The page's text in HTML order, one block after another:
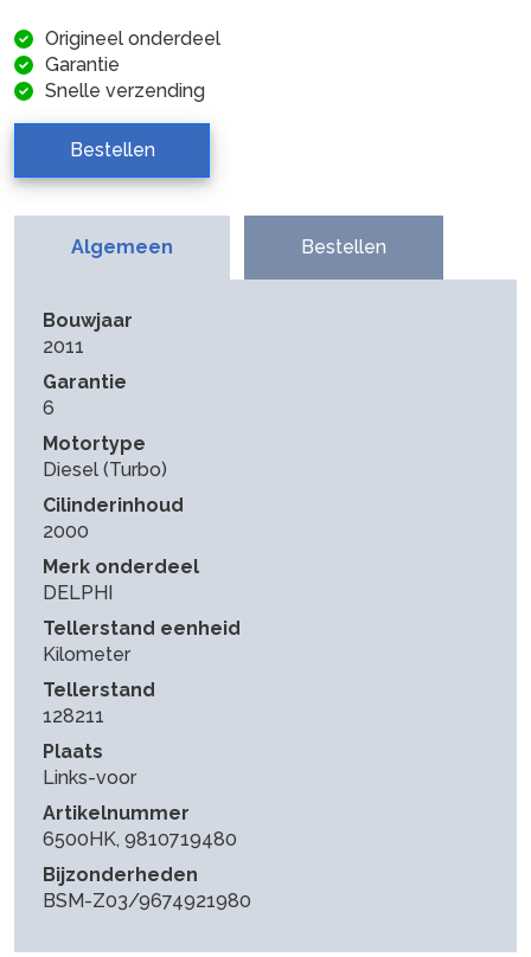
Origineel onderdeel
Garantie
Snelle verzending
Bestellen
Algemeen Bestellen
Bouwjaar
2011
Garantie
6
Motortype
Diesel (Turbo)
Cilinderinhoud
2000
Merk onderdeel
DELPHI
Tellerstand eenheid
Kilometer
Tellerstand
128211
Plaats
Links-voor
Artikelnummer
6500HK, 9810719480
Bijzonderheden
BSM-Z03/9674921980